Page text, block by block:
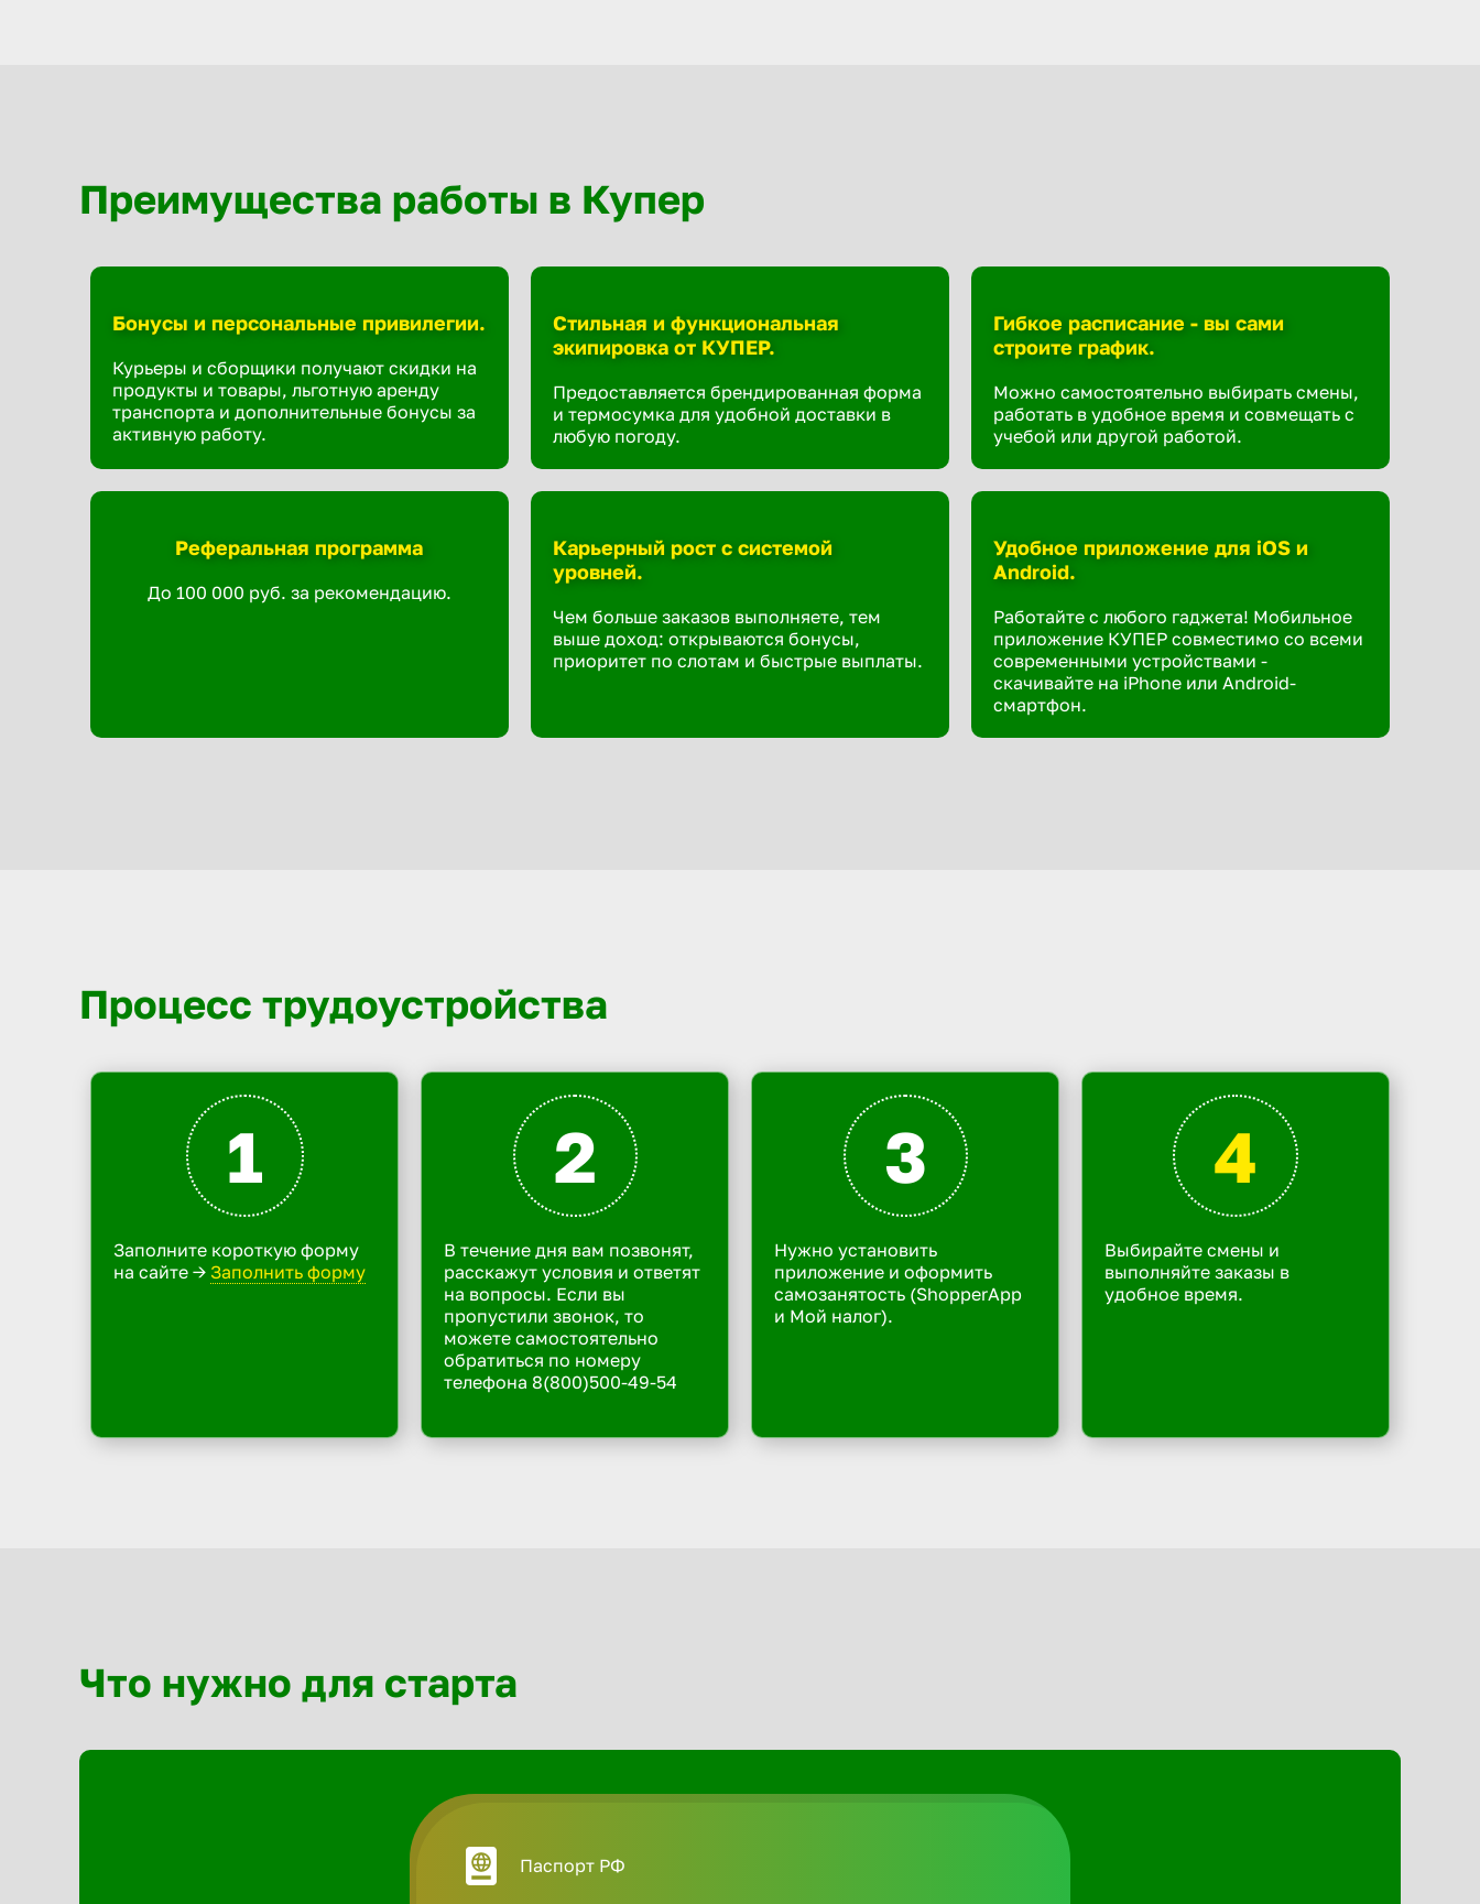
Преимущества работы в Купер
Бонусы и персональные привилегии.
Курьеры и сборщики получают скидки на
продукты и товары, льготную аренду
транспорта и дополнительные бонусы за
активную работу.
Стильная и функциональная
экипировка от КУПЕР.
Предоставляется брендированная форма
и термосумка для удобной доставки в
любую погоду.
Гибкое расписание - вы сами
строите график.
Можно самостоятельно выбирать смены,
работать в удобное время и совмещать с
учебой или другой работой.
Реферальная программа
До 100 000 руб. за рекомендацию.
Карьерный рост с системой
уровней.
Чем больше заказов выполняете, тем
выше доход: открываются бонусы,
приоритет по слотам и быстрые выплаты.
Удобное приложение для iOS и
Android.
Работайте с любого гаджета! Мобильное
приложение КУПЕР совместимо со всеми
современными устройствами -
скачивайте на iPhone или Android-
смартфон.
Процесс трудоустройства
1
Заполните короткую форму
на сайте -> Заполнить форму
2
В течение дня вам позвонят,
расскажут условия и ответят
на вопросы. Если вы
пропустили звонок, то
можете самостоятельно
обратиться по номеру
телефона 8(800)500-49-54
3
Нужно установить
приложение и оформить
самозанятость (ShopperApp
и Мой налог).
4
Выбирайте смены и
выполняйте заказы в
удобное время.
Что нужно для старта
Паспорт РФ